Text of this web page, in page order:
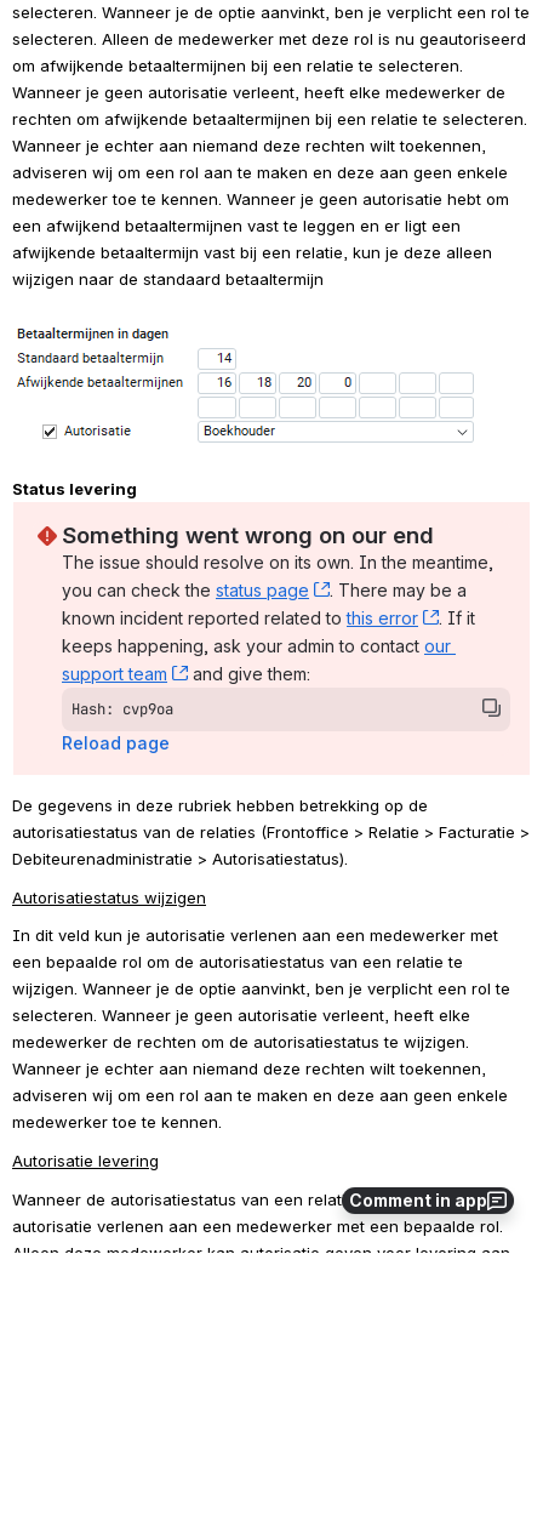
Comment in app
selecteren. Wanneer je de optie aanvinkt, ben je verplicht een rol te
selecteren. Alleen de medewerker met deze rol is nu geautoriseerd
om afwijkende betaaltermijnen bij een relatie te selecteren.
Wanneer je geen autorisatie verleent, heeft elke medewerker de
rechten om afwijkende betaaltermijnen bij een relatie te selecteren.
Wanneer je echter aan niemand deze rechten wilt toekennen,
adviseren wij om een rol aan te maken en deze aan geen enkele
medewerker toe te kennen. Wanneer je geen autorisatie hebt om
een afwijkend betaaltermijnen vast te leggen en er ligt een
afwijkende betaaltermijn vast bij een relatie, kun je deze alleen
wijzigen naar de standaard betaaltermijn
Open
Status levering
Something went wrong on our end
The issue should resolve on its own. In the meantime,
you can check the status page , (opens new window)
. There may be a
known incident reported related to this error , (opens
. If it
keeps happening, ask your admin to contact our
support team
, (opens new window)
and give them:
Hash: cvp9oa
Reload page
De gegevens in deze rubriek hebben betrekking op de
autorisatiestatus van de relaties (Frontoffice > Relatie > Facturatie >
Debiteurenadministratie > Autorisatiestatus).
Autorisatiestatus wijzigen
In dit veld kun je autorisatie verlenen aan een medewerker met
een bepaalde rol om de autorisatiestatus van een relatie te
wijzigen. Wanneer je de optie aanvinkt, ben je verplicht een rol te
selecteren. Wanneer je geen autorisatie verleent, heeft elke
medewerker de rechten om de autorisatiestatus te wijzigen.
Wanneer je echter aan niemand deze rechten wilt toekennen,
adviseren wij om een rol aan te maken en deze aan geen enkele
medewerker toe te kennen.
Autorisatie levering
Wanneer de autorisatiestatus van een relatie 'geel' is, kun je
autorisatie verlenen aan een medewerker met een bepaalde rol.
Alleen deze medewerker kan autorisatie geven voor levering aan